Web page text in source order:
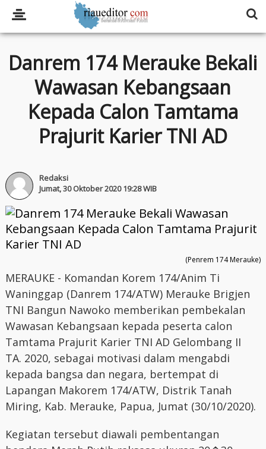
Danrem 174 Merauke Bekali
Wawasan Kebangsaan
Kepada Calon Tamtama
Prajurit Karier TNI AD
Redaksi
Jumat, 30 Oktober 2020 19:28 WIB
(Penrem 174 Merauke)
MERAUKE - Komandan Korem 174/Anim Ti
Waninggap (Danrem 174/ATW) Merauke Brigjen
TNI Bangun Nawoko memberikan pembekalan
Wawasan Kebangsaan kepada peserta calon
Tamtama Prajurit Karier TNI AD Gelombang II
TA. 2020, sebagai motivasi dalam mengabdi
kepada bangsa dan negara, bertempat di
Lapangan Makorem 174/ATW, Distrik Tanah
Miring, Kab. Merauke, Papua, Jumat (30/10/2020).
Kegiatan tersebut diawali pembentangan